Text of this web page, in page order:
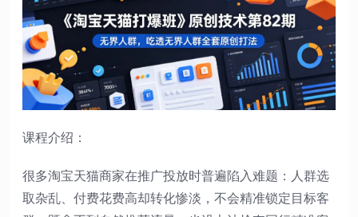
课程介绍：
很多淘宝天猫商家在推广投放时普遍陷入难题：人群选
取杂乱、付费花费高却转化惨淡，不会精准锁定目标客